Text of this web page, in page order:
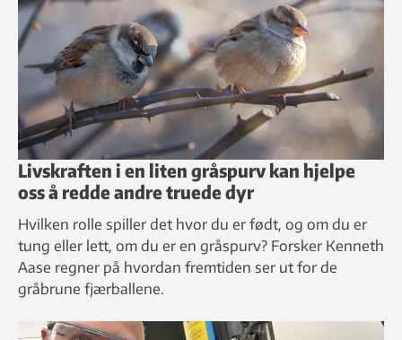
Livskraften i en liten gråspurv kan hjelpe
oss å redde andre truede dyr
Hvilken rolle spiller det hvor du er født, og om du er
tung eller lett, om du er en gråspurv? Forsker Kenneth
Aase regner på hvordan fremtiden ser ut for de
gråbrune fjærballene.